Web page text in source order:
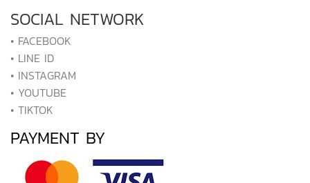
SOCIAL NETWORK
• FACEBOOK
• LINE ID
• INSTAGRAM
• YOUTUBE
• TIKTOK
PAYMENT BY